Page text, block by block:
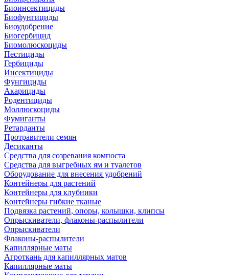
Биоинсектициды
Биофунгициды
Биоудобрение
Биогербицид
Биомолюскоциды
Пестициды
Гербициды
Инсектициды
Фунгициды
Акарициды
Родентициды
Моллюскоциды
Фумиганты
Ретарданты
Протравители семян
Десиканты
Средства для созревания компоста
Средства для выгребных ям и туалетов
Оборудование для внесения удобрений
Контейнеры для растений
Контейнеры для клубники
Контейнеры гибкие тканые
Подвязка растений, опоры, колышки, клипсы
Опрыскиватели, флаконы-распылители
Опрыскиватели
Флаконы-распылители
Капиллярные маты
Агроткань для капиллярных матов
Капиллярные маты